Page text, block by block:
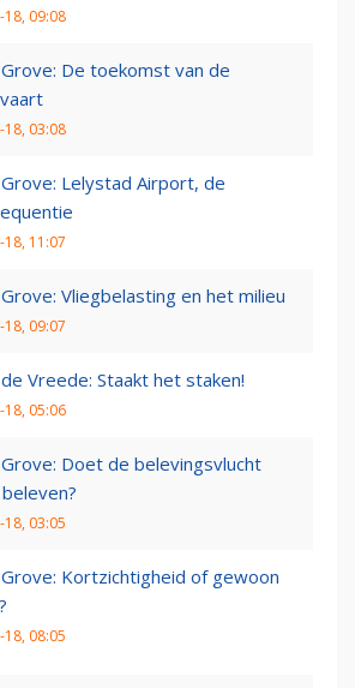
18, 09:08
Grove: De toekomst van de
18, 03:08
Grove: Lelystad Airport, de
18, 11:07
Vliegbelasting en het milieu
18, 09:07
Vreede: Staakt het staken!
18, 05:06
Grove: Doet de belevingsvlucht
03:05
Grove: Kortzichtigheid of gewoon
18, 08:05